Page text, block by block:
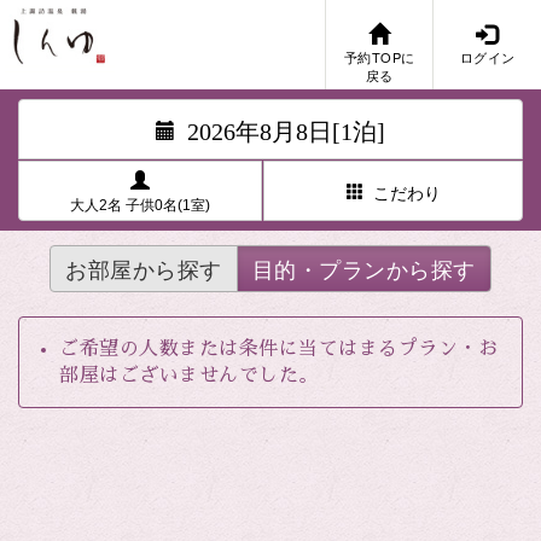
予約TOPに
戻る
ログイン
2026年8月8日[1泊]
大人2名 子供0名(1室)
こだわり
お部屋から探す 目的・プランから探す
ご希望の人数または条件に当てはまるプラン・お
部屋はございませんでした。